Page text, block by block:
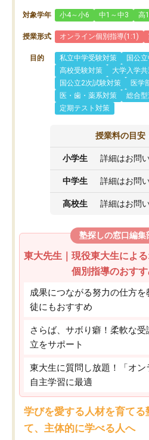
対象学年 小4～小6 中1～中3 高
授業形式 オンライン個別指導(1:1)
目的 私立中学受験対策
国公
高校受験対策
大学入学
国公立2次試験対策
医学
医・歯・薬系対策
総合
定期テスト対策
授業料の目安
小学生 詳細はお問
中学生 詳細はお問
高校生 詳細はお問
塾探しの窓口編集
東大先生｜現役東大生によ
個別指導のおす
成果につながる努力の仕方
徒にもおすすめ
さらば、サボり癖！柔軟な
立をサポート
東大生に質問し放題！「オ
自主学習に最適
学びを愛する人材を育て
て、主体的に学べる人へ